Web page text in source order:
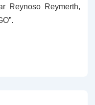
Reynoso Reymerth,